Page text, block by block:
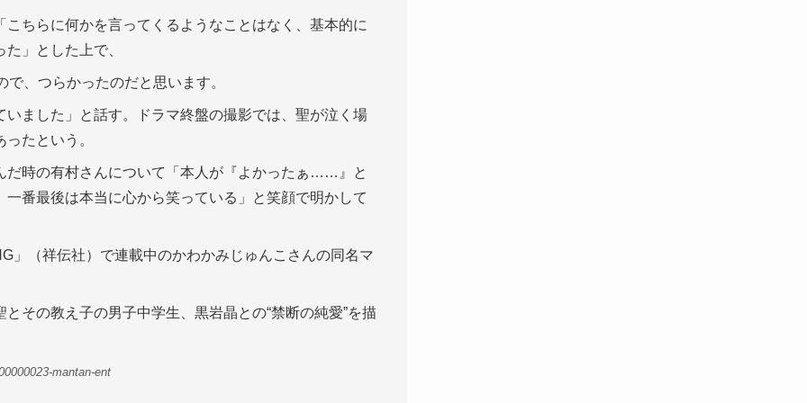
ちらに何かを言ってくるようなことはなく、基本的に
」とした上で、
、つらかったのだと思います。
ました」と話す。ドラマ終盤の撮影では、聖が泣く場
たという。
だ時の有村さんについて「本人が『よかったぁ……』と
番最後は本当に心から笑っている」と笑顔で明かして
」（祥伝社）で連載中のかわかみじゅんこさんの同名マ
その教え子の男子中学生、黒岩晶との“禁断の純愛”を描
mantan-ent